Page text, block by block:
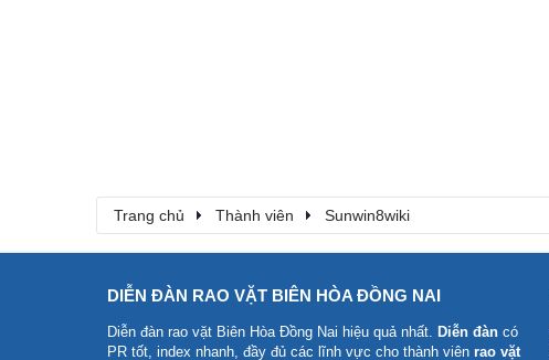
Trang chủ Thành viên Sunwin8wiki
DIỄN ĐÀN RAO VẶT BIÊN HÒA ĐỒNG NAI
Diễn đàn rao vặt Biên Hòa Đồng Nai hiệu quả nhất. Diễn đàn có
PR tốt, index nhanh, đầy đủ các lĩnh vực cho thành viên rao vặt